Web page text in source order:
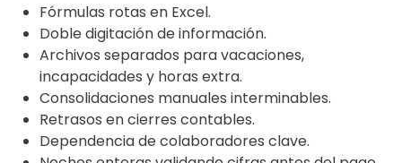
Fórmulas rotas en Excel.
Doble digitación de información.
Archivos separados para vacaciones,
incapacidades y horas extra.
Consolidaciones manuales interminables.
Retrasos en cierres contables.
Dependencia de colaboradores clave.